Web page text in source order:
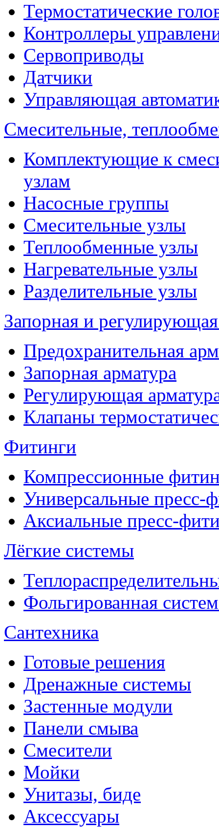
Термостатические
Контроллеры
Сервоприводы
Датчики
Управляющая
Смесительные,
Комплектующие к
узлам
Насосные группы
Смесительные узлы
Теплообменные узлы
Нагревательные узлы
Разделительные узлы
Запорная и
Предохранительная
Запорная арматура
Регулирующая
Клапаны
Фитинги
Компрессионные
Универсальные пресс-
Аксиальные пресс-
Лёгкие системы
Фольгированная
Сантехника
Готовые решения
Дренажные системы
Застенные модули
Панели смыва
Смесители
Мойки
Унитазы, биде
Аксессуары